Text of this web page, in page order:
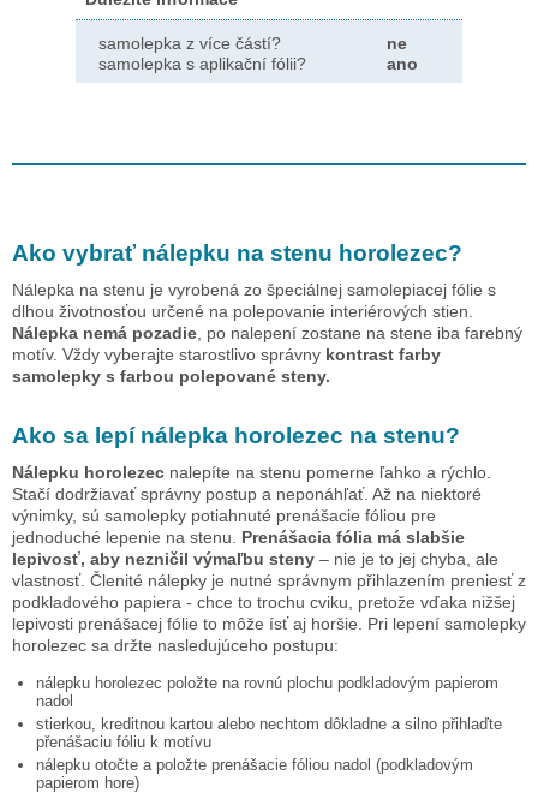
samolepka z více částí?
ne
samolepka s aplikační fólii?
ano
Ako vybrať nálepku na stenu horolezec?
Nálepka na stenu je vyrobená zo špeciálnej samolepiacej fólie s
dlhou životnosťou určené na polepovanie interiérových stien.
Nálepka nemá pozadie , po nalepení zostane na stene iba farebný
motív. Vždy vyberajte starostlivo správny kontrast farby
samolepky s farbou polepované steny.
Ako sa lepí nálepka horolezec na stenu?
Nálepku horolezec nalepíte na stenu pomerne ľahko a rýchlo.
Stačí dodržiavať správny postup a neponáhľať. Až na niektoré
výnimky, sú samolepky potiahnuté prenášacie fóliou pre
jednoduché lepenie na stenu. Prenášacia fólia má slabšie
lepivosť, aby nezničil výmaľbu steny – nie je to jej chyba, ale
vlastnosť. Členité nálepky je nutné správnym přihlazením preniesť z
podkladového papiera - chce to trochu cviku, pretože vďaka nižšej
lepivosti prenášacej fólie to môže ísť aj horšie. Pri lepení samolepky
horolezec sa držte nasledujúceho postupu:
nálepku horolezec položte na rovnú plochu podkladovým papierom
nadol
stierkou, kreditnou kartou alebo nechtom dôkladne a silno přihlaďte
přenášaciu fóliu k motívu
nálepku otočte a položte prenášacie fóliou nadol (podkladovým
papierom hore)